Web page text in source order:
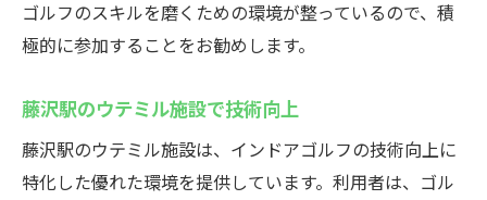
ゴルフのスキルを磨くための環境が整っているので、積
極的に参加することをお勧めします。
藤沢駅のウテミル施設で技術向上
藤沢駅のウテミル施設は、インドアゴルフの技術向上に
特化した優れた環境を提供しています。利用者は、ゴル